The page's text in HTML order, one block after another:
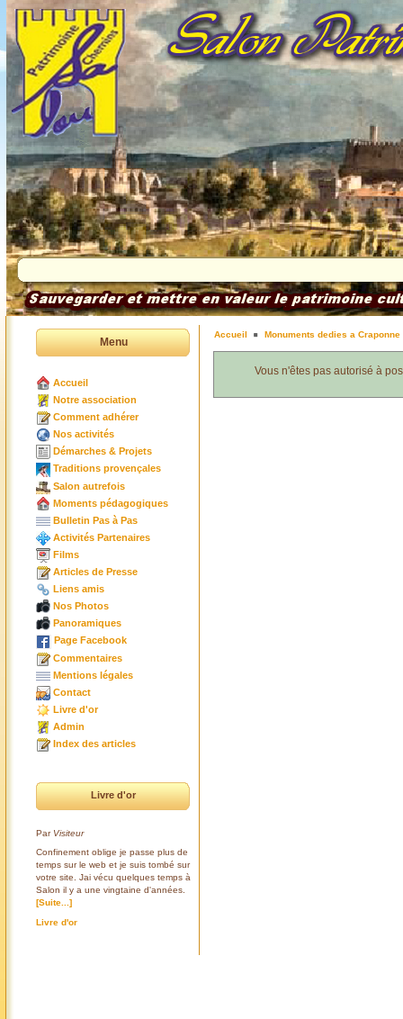
Menu
Accueil
Notre association
Comment adhérer
Nos activités
Démarches & Projets
Traditions provençales
Salon autrefois
Moments pédagogiques
Bulletin Pas à Pas
Activités Partenaires
Films
Articles de Presse
Liens amis
Nos Photos
Panoramiques
Page Facebook
Commentaires
Mentions légales
Contact
Livre d'or
Admin
Index des articles
Livre d'or
Par Visiteur
Confinement oblige je passe plus de
temps sur le web et je suis tombé sur
votre site. Jai vécu quelques temps à
Salon il y a une vingtaine d'années.
[Suite...]
Livre d'or
Accueil Monuments dedies a Craponne
Vous n'êtes pas autorisé à